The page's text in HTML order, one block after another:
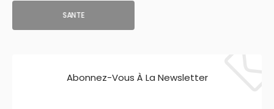
SANTE
Abonnez-Vous À La Newsletter